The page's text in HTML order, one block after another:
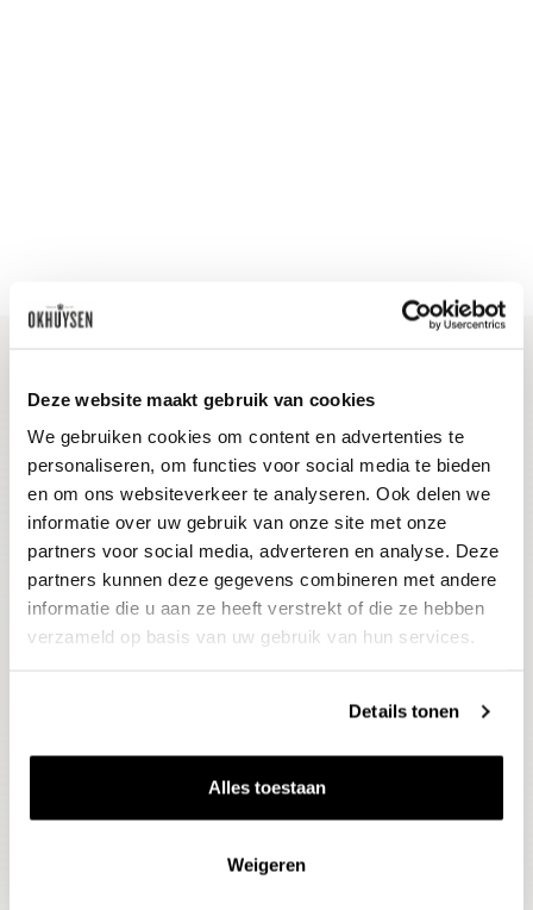
Deze website maakt gebruik van cookies
We gebruiken cookies om content en advertenties te
personaliseren, om functies voor social media te bieden
en om ons websiteverkeer te analyseren. Ook delen we
informatie over uw gebruik van onze site met onze
partners voor social media, adverteren en analyse. Deze
partners kunnen deze gegevens combineren met andere
informatie die u aan ze heeft verstrekt of die ze hebben
verzameld op basis van uw gebruik van hun services.
Details tonen
Alles toestaan
Weigeren
Blijf op de hoogte
Ontvang het laatste wijnnieuws, proeverijen en
evenementen
E-mailadres
Aanmelden
Thema's